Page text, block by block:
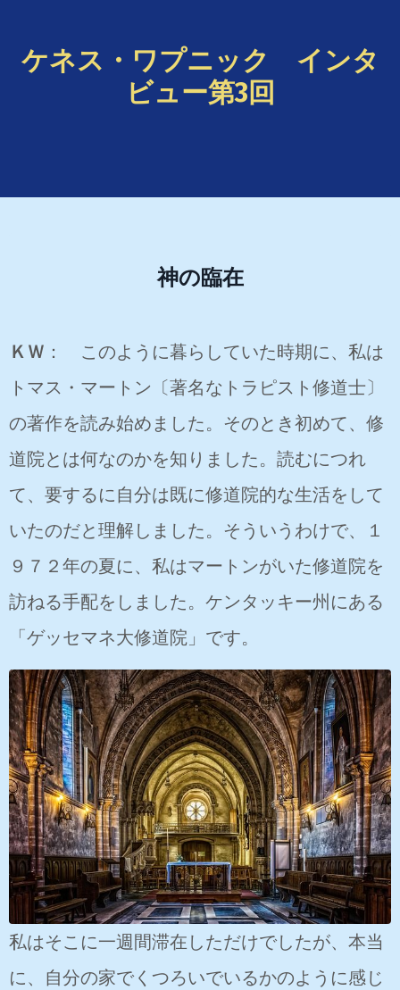
ケネス・ワプニック インタ
ビュー第3回
神の臨在
ＫＷ ： このように暮らしていた時期に、私は
トマス・マートン〔著名なトラピスト修道士〕
の著作を読み始めました。そのとき初めて、修
道院とは何なのかを知りました。読むにつれ
て、要するに自分は既に修道院的な生活をして
いたのだと理解しました。そういうわけで、１
９７２年の夏に、私はマートンがいた修道院を
訪ねる手配をしました。ケンタッキー州にある
「ゲッセマネ大修道院」です。
私はそこに一週間滞在しただけでしたが、本当
に、自分の家でくつろいでいるかのように感じ